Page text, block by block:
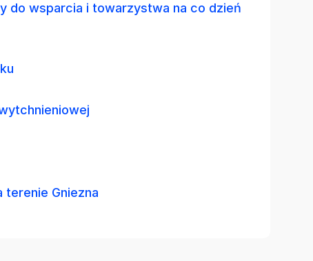
do wsparcia i towarzystwa na co dzień
terenie Gniezna